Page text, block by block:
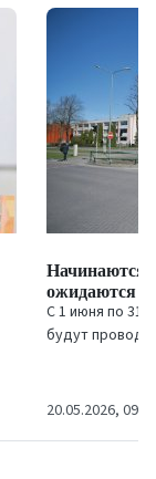
Начинаются
ожидаются
С 1 июня по 31
будут
20.05.2026, 09:54